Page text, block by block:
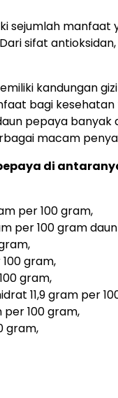
sejumlah manfaat
sifat
kandungan
bagi kesehatan
pepaya
macam
di
per 100 gram,
per 100 gram
gram,
gram,
11,9 gram per
per 100 gram,
gram,